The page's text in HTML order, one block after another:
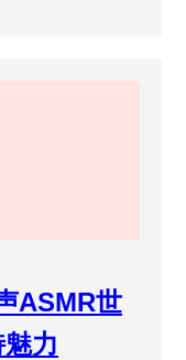
ASMR世
力